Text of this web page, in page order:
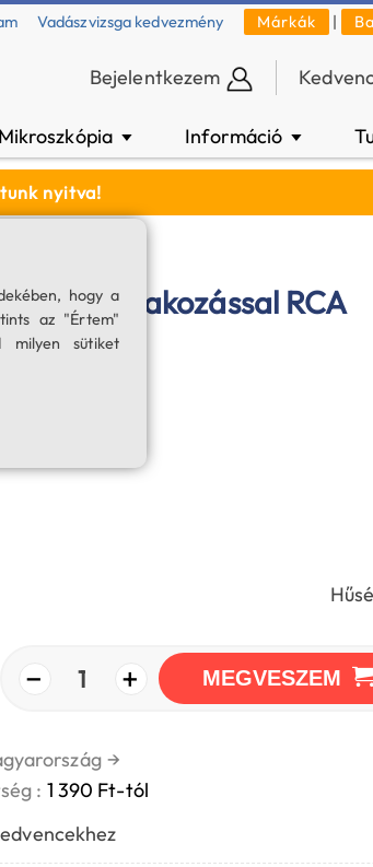
Vadászvizsga kedvezmény Márkák |
Bejelentkezem
Mikroszkópia ▼ Információ ▼
nyitva!
csatlakozással RCA
− 1 + MEGVESZEM
→
: 1 390 Ft-tól
hogy a
az "Értem"
milyen sütiket